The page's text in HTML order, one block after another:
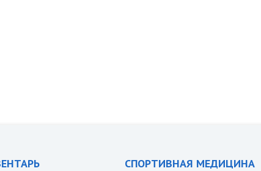
СПОРТИВНАЯ МЕДИЦИНА